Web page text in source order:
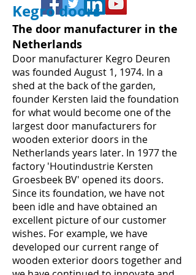
Kegro doors
The door manufacturer in the
Netherlands
Door manufacturer Kegro Deuren
was founded August 1, 1974. In a
shed at the back of the garden,
founder Kersten laid the foundation
for what would become one of the
largest door manufacturers for
wooden exterior doors in the
Netherlands years later. In 1977 the
factory 'Houtindustrie Kersten
Groesbeek BV' opened its doors.
Since its foundation, we have not
been idle and have obtained an
excellent picture of our customer
wishes. For example, we have
developed our current range of
wooden exterior doors together and